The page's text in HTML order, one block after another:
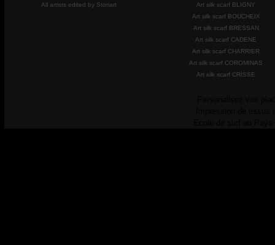
All artists edited by Storiart
Art silk scarf BLIGNY
Art silk scarf BOUCHEIX
Art silk scarf BRESSAN
Art silk scarf CADENE
Art silk scarf CHARRIER
Art silk scarf COROMINAS
Art silk scarf CRISSE